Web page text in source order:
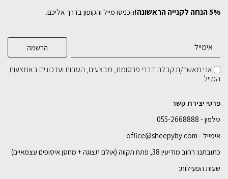
בחירת
שולחן פינת אוכל Black JIM
₪1,699
בחירת רוחב:
ספסלים)
₪2,999
בחירת רוחב:
שולחן פינת אוכל JIM אגוז
₪1,699
בחירת רוחב:
5% הנחה לקנייה הראשונה! הכניסו מייל והקופון בדרך אליכם.
אני מאשר/ת קבלת דברי פרסומת, מבצעים, הטבות ועדכונים באמצעות
המייל
פרטי יצירת קשר
טלפון - 055-2668888
אימייל - office@sheepyby.com
כתובתנו: רחוב מודיעין 38, פתח תקווה (אולם תצוגה + מחסן איסופים עצמאיים)
שעות הפעילות: